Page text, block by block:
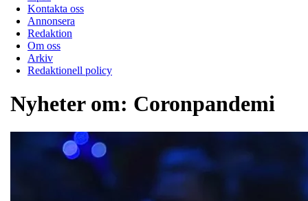
Kontakta oss
Annonsera
Redaktion
Om oss
Arkiv
Redaktionell policy
Nyheter om: Coronpandemi